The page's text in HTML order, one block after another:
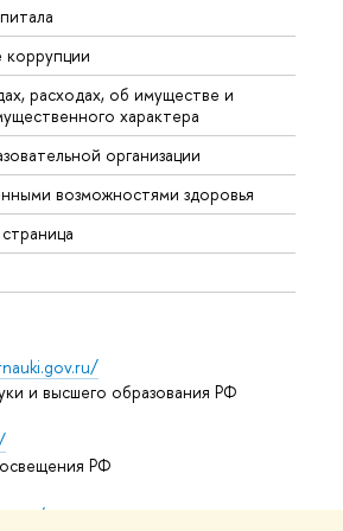
расходах, об имуществе и
характера
организации
возможностями здоровья
и высшего образования РФ
РФ
mooc